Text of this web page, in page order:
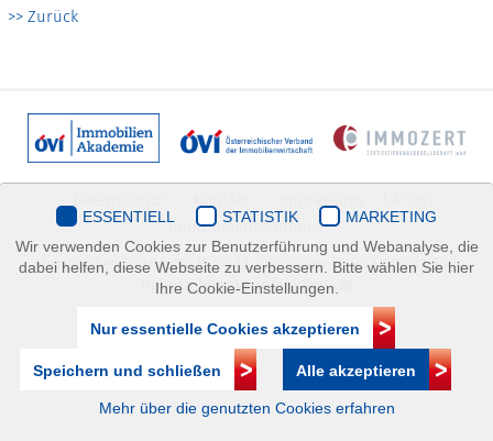
>> Zurück
Immobilienakademie
Mariahilfer Straße 116/2.OG/2 1070 Wien | +43(1)505 32 50 |
immobilienakademie@ovi.at
ESSENTIELL STATISTIK
MARKETING
Wir verwenden Cookies zur Benutzerführung und Webanalyse, die
dabei helfen, diese Webseite zu verbessern. Bitte wählen Sie hier
Ihre Cookie-Einstellungen.
Nur essentielle Cookies akzeptieren
Speichern und schließen Alle akzeptieren
Mehr über die genutzten Cookies erfahren